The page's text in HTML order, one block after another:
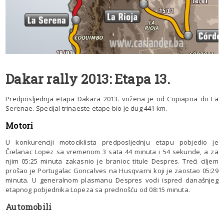
Dakar rally 2013: Etapa 13.
Predposljednja etapa Dakara 2013. vožena je od Copiapoa do La
Serenae. Specijal trinaeste etape bio je dug 441 km.
Motori
U konkurenciji motociklista predposljednju etapu pobjedio je
Čielanac Lopez sa vremenom 3 sata 44 minuta i 54 sekunde, a za
njim 05:25 minuta zakasnio je branioc titule Despres. Treći ciljem
prošao je Portugalac Goncalves na Husqvarni koji je zaostao 05:29
minuta. U generalnom plasmanu Despres vodi ispred današnjeg
etapnog pobjednika Lopeza sa prednošću od 08:15 minuta.
Automobili